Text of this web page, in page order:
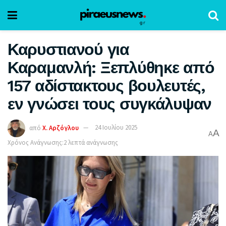
Καρυστιανού για
Καραμανλή: Ξεπλύθηκε από
157 αδίστακτους βουλευτές,
εν γνώσει τους συγκάλυψαν
από Χ. Αρζόγλου
24 Ιουλίου 2025
Χρόνος Ανάγνωσης:2 λεπτά ανάγνωσης
AA